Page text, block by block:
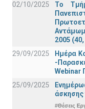
02/10/2025
Το
2005
29/09/2025
Ημέρα
-
Webinar
25/09/2025
άσκησης
#Θέσεις